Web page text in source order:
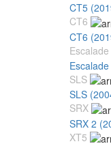
CT5
CT6
CT6
Escalade
SLS
SLS
SRX
SRX 2
XT5